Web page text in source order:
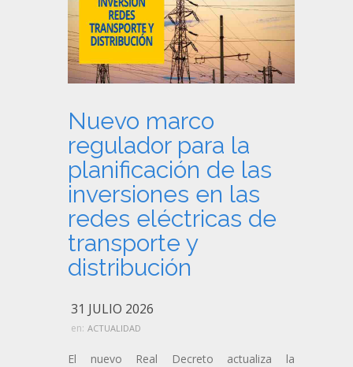
Nuevo marco
regulador para la
planificación de las
inversiones en las
redes eléctricas de
transporte y
distribución
31 JULIO 2026
en: ACTUALIDAD
El nuevo Real Decreto actualiza la